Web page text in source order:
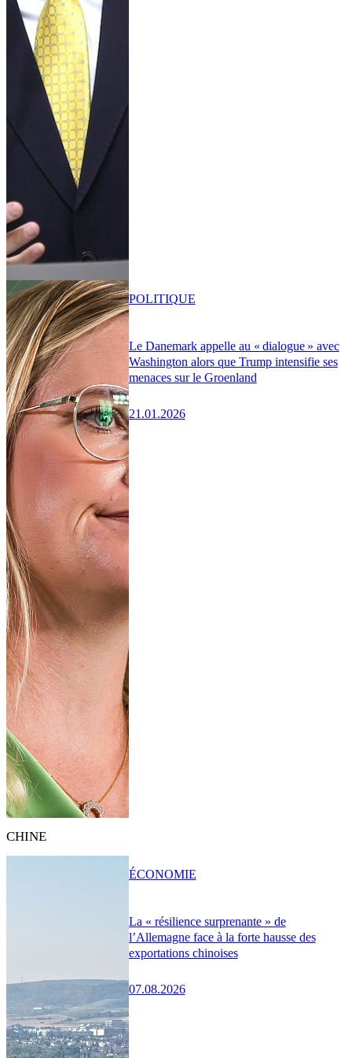
Le Danemark appelle au « dialogue » avec
Washington alors que Trump intensifie ses
menaces sur le Groenland
21.01.2026
POLITIQUE
CHINE
La « résilience surprenante » de
l’Allemagne face à la forte hausse des
exportations chinoises
07.08.2026
ÉCONOMIE